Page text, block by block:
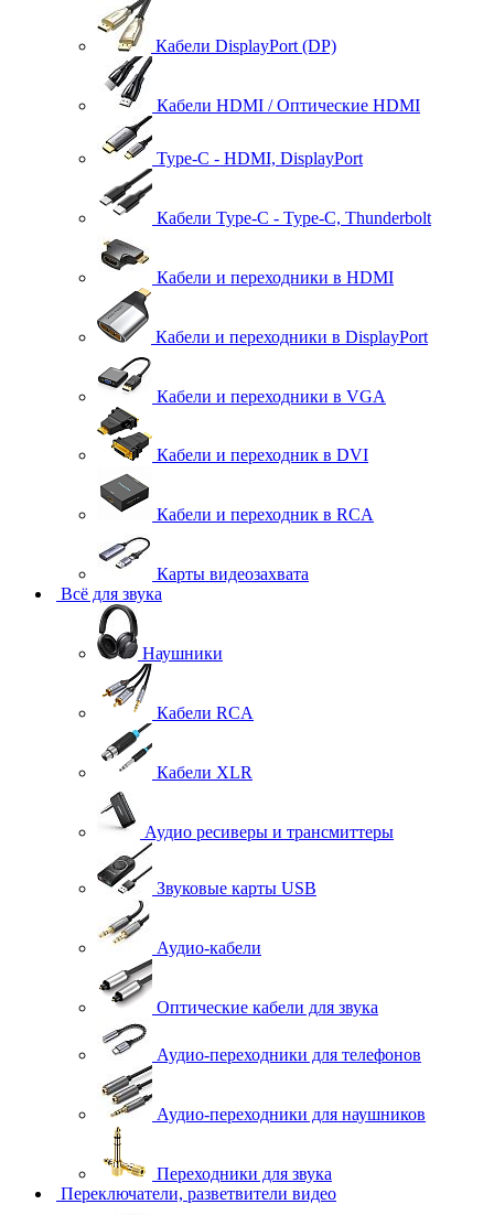
Кабели DisplayPort (DP)
Кабели HDMI / Оптические HDMI
Type-C - HDMI, DisplayPort
Кабели Type-C - Type-C, Thunderbolt
Кабели и переходники в HDMI
Кабели и переходники в DisplayPort
Кабели и переходники в VGA
Кабели и переходник в DVI
Кабели и переходник в RCA
Карты видеозахвата
Всё для звука
Наушники
Кабели RCA
Кабели XLR
Аудио ресиверы и трансмиттеры
Звуковые карты USB
Аудио-кабели
Оптические кабели для звука
Аудио-переходники для телефонов
Аудио-переходники для наушников
Переходники для звука
Переключатели, разветвители видео